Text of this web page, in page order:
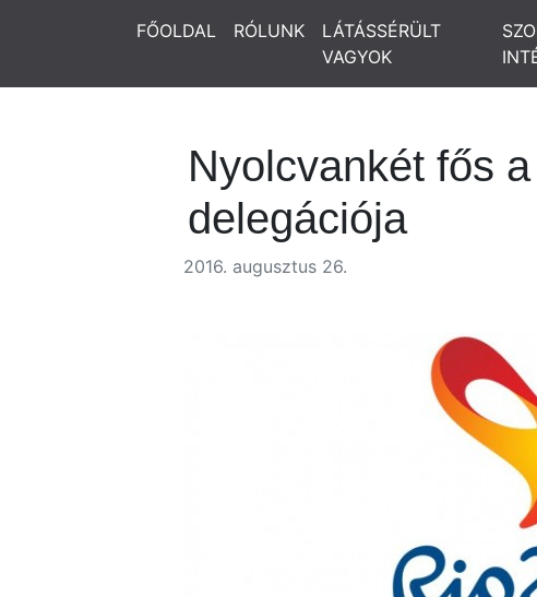
FŐOLDAL RÓLUNK
LÁTÁSSÉRÜLT
VAGYOK
Nyolcvankét fős
delegációja
2016. augusztus 26.